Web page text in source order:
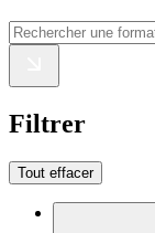
Filtrer
Tout effacer